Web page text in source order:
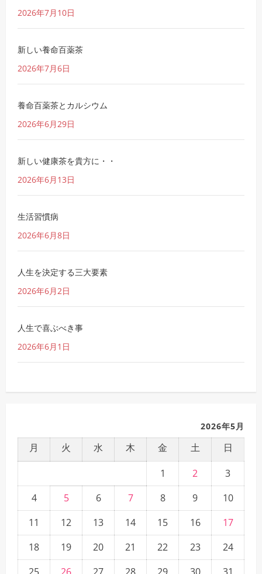
2026年7月10日
新しい養命百薬茶
2026年7月6日
養命百薬茶とカルシウム
2026年6月29日
新しい健康茶を貴方に・・
2026年6月13日
生活習慣病
2026年6月8日
人生を決定する三大要素
2026年6月2日
人生で喜ぶべき事
2026年6月1日
2026年5月
月 火 水 木 金 土
日
1
2
3
4
5 6 7 8 9
10
11
12 13 14 15 16
17
18
19 20 21 22 23
24